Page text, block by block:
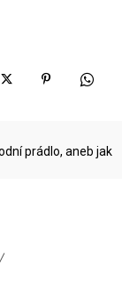
prádlo, aneb jak